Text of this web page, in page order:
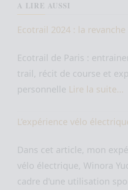
A LIRE AUSSI
Ecotrail 2024 : la revanche
Ecotrail de Paris :
trail, récit de course et
personnelle Lire la suite…
L’expérience vélo
Dans cet article, mon
vélo électrique, Winora
cadre d'une utilisation